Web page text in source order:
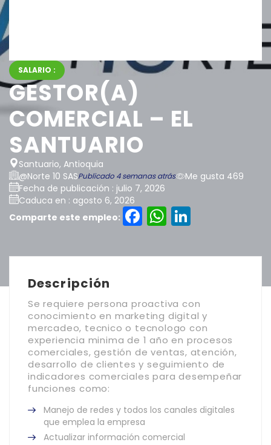
SALARIO :
GESTOR(A)
COMERCIAL – EL
SANTUARIO
Santuario, Antioquia
@Norte 10 SASPublicado 4 semanas atrás
Me gusta 469
Fecha de publicación : julio 7, 2026
Caduca en : agosto 6, 2026
Comparte este empleo:
Facebook
Descripción
Se requiere persona proactiva con
conocimiento en marketing digital y
mercadeo, tecnico o tecnologo con
experiencia minima de 1 año en procesos
comerciales, gestión de ventas, atención,
desarrollo de clientes y seguimiento de
indicadores comerciales para desempeñar
funciones como:
Manejo de redes y todos los canales digitales
que emplea la empresa
Actualizar información comercial